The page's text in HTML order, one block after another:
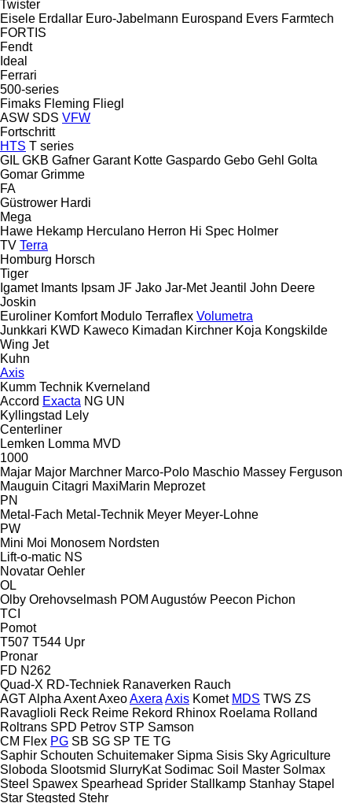
Twister
Eisele Erdallar Euro-Jabelmann Eurospand Evers Farmtech
FORTIS
Fendt
Ideal
Ferrari
500-series
Fimaks Fleming Fliegl
ASW SDS VFW
Fortschritt
HTS T series
GIL GKB Gafner Garant Kotte Gaspardo Gebo Gehl Golta
Gomar Grimme
FA
Güstrower Hardi
Mega
Hawe Hekamp Herculano Herron Hi Spec Holmer
TV Terra
Homburg Horsch
Tiger
Igamet Imants Ipsam JF Jako Jar-Met Jeantil John Deere
Joskin
Euroliner Komfort Modulo Terraflex Volumetra
Junkkari KWD Kaweco Kimadan Kirchner Koja Kongskilde
Wing Jet
Kuhn
Axis
Kumm Technik Kverneland
Accord Exacta NG UN
Kyllingstad Lely
Centerliner
Lemken Lomma MVD
1000
Majar Major Marchner Marco-Polo Maschio Massey Ferguson
Mauguin Citagri MaxiMarin Meprozet
PN
Metal-Fach Metal-Technik Meyer Meyer-Lohne
PW
Mini Moi Monosem Nordsten
Lift-o-matic NS
Novatar Oehler
OL
Olby Orehovselmash POM Augustów Peecon Pichon
TCI
Pomot
T507 T544 Upr
Pronar
FD N262
Quad-X RD-Techniek Ranaverken Rauch
AGTAlpha AxentAxeoAxera Axis Komet MDS TWS ZS
Ravaglioli Reck Reime Rekord Rhinox Roelama Rolland
Roltrans SPD Petrov STP Samson
CM Flex PG SB SG SP TE TG
Saphir Schouten Schuitemaker Sipma Sisis Sky Agriculture
Sloboda Slootsmid SlurryKat Sodimac Soil Master Solmax
Steel Spawex Spearhead Sprider Stallkamp Stanhay Stapel
Star Stegsted Stehr